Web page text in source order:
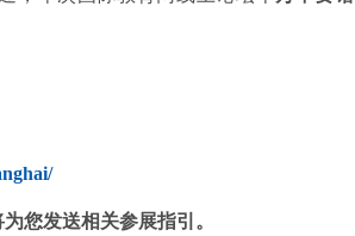
您发送相关参展指引。